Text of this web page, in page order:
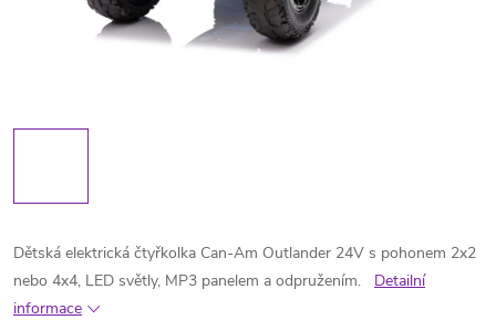
Dětská elektrická čtyřkolka Can-Am Outlander 24V s pohonem 2x2
nebo 4x4, LED světly, MP3 panelem a odpružením.
Detailní
informace